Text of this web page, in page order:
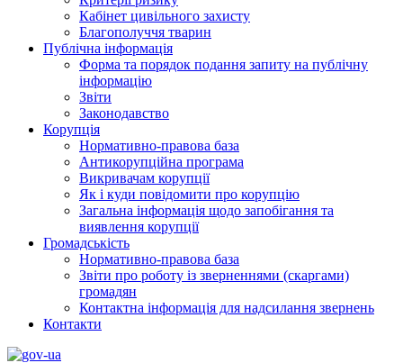
Кабінет цивільного захисту
Благополуччя тварин
Публічна інформація
Форма та порядок подання запиту на публічну
інформацію
Звіти
Законодавство
Корупція
Нормативно-правова база
Антикорупційна програма
Викривачам корупції
Як і куди повідомити про корупцію
Загальна інформація щодо запобігання та
виявлення корупції
Громадськість
Нормативно-правова база
Звіти про роботу із зверненнями (скаргами)
громадян
Контактна інформація для надсилання звернень
Контакти